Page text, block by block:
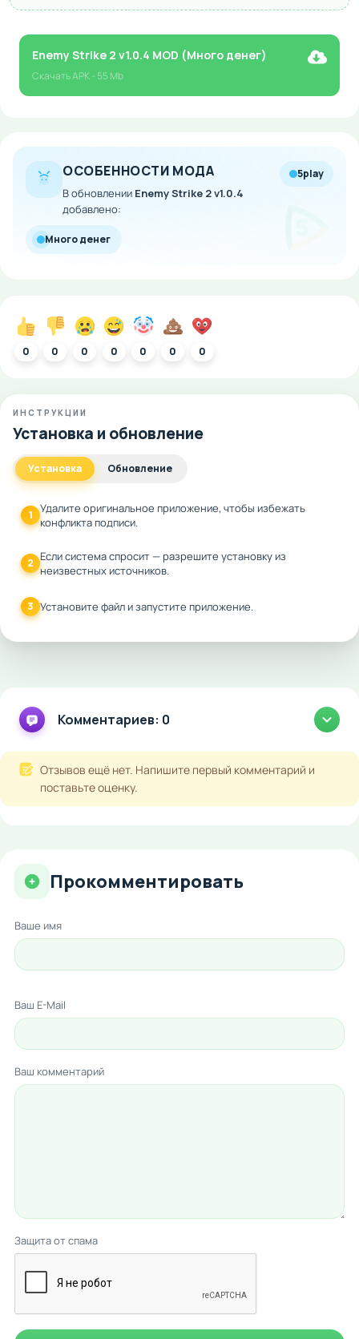
Enemy Strike 2 v1.0.4 MOD (Много денег)
СкачатьAPK- 55 Mb
ОСОБЕННОСТИ МОДА
В обновлении Enemy Strike 2 v1.0.4
добавлено:
5play
Много денег
0 0 0 0 0 0 0
ИНСТРУКЦИИ
Установка и обновление
Установка Обновление
1 Удалите оригинальное приложение, чтобы избежать
конфликта подписи.
2 Если система спросит — разрешите установку из
неизвестных источников.
3 Установите файл и запустите приложение.
Комментариев: 0
Отзывов ещё нет. Напишите первый комментарий и
поставьте оценку.
Прокомментировать
Ваше имя
Ваш E-Mail
Ваш комментарий
Защита от спама